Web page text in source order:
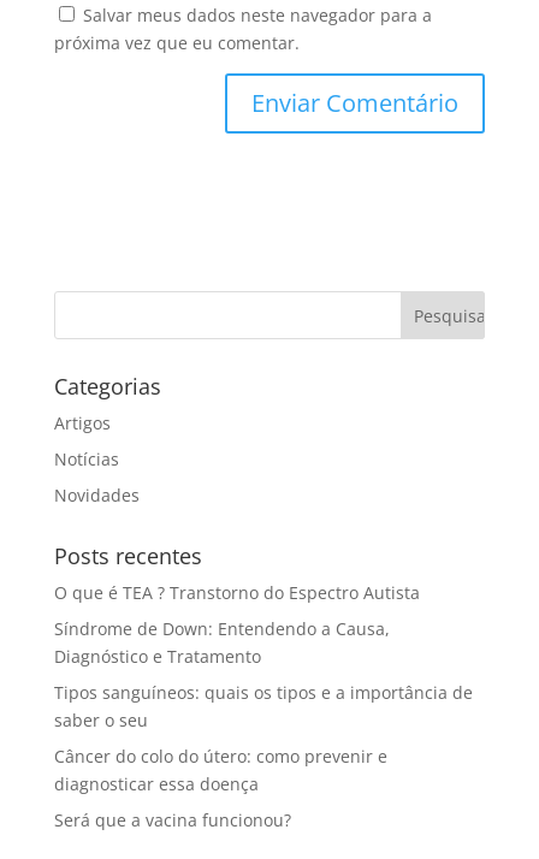
Salvar meus dados neste navegador para a
próxima vez que eu comentar.
Categorias
Artigos
Notícias
Novidades
Posts recentes
O que é TEA ? Transtorno do Espectro Autista
Síndrome de Down: Entendendo a Causa,
Diagnóstico e Tratamento
Tipos sanguíneos: quais os tipos e a importância de
saber o seu
Câncer do colo do útero: como prevenir e
diagnosticar essa doença
Será que a vacina funcionou?